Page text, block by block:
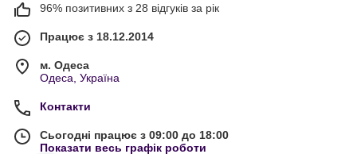
96% позитивних з 28 відгуків за рік
Працює з 18.12.2014
м. Одеса
Одеса, Україна
Контакти
Сьогодні працює з 09:00 до 18:00
Показати весь графік роботи